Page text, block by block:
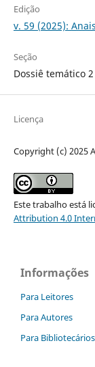
Edição
v. 59 (2025):
Seção
Dossiê temático 2
Licença
Copyright (c) 2025
Este trabalho está
Attribution 4.0
Informações
Para Leitores
Para Autores
Para Bibliotecários